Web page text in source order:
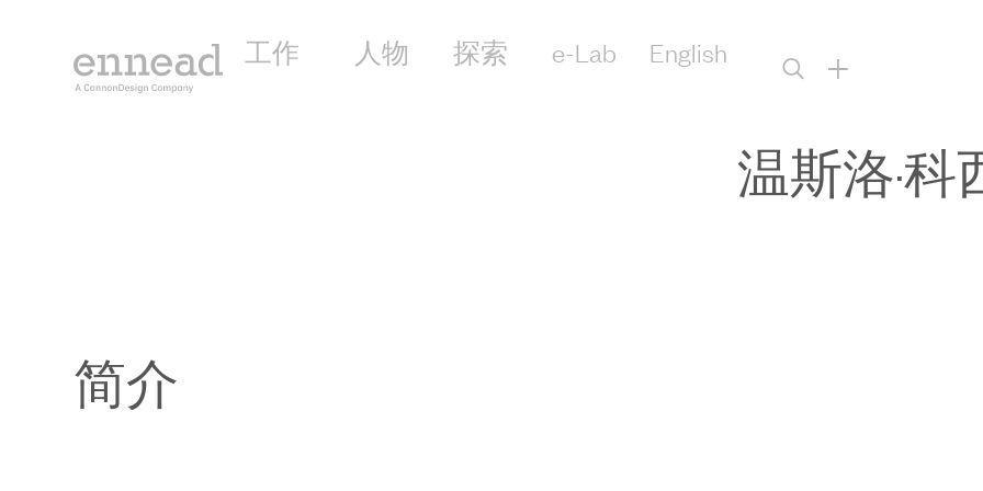
工作 人物 探索 e-Lab English +
温斯洛·科
简介